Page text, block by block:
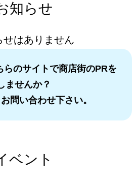
知らせ
せはありません
らのサイトで商店街のPRを
ませんか？
問い合わせ下さい。
ベント